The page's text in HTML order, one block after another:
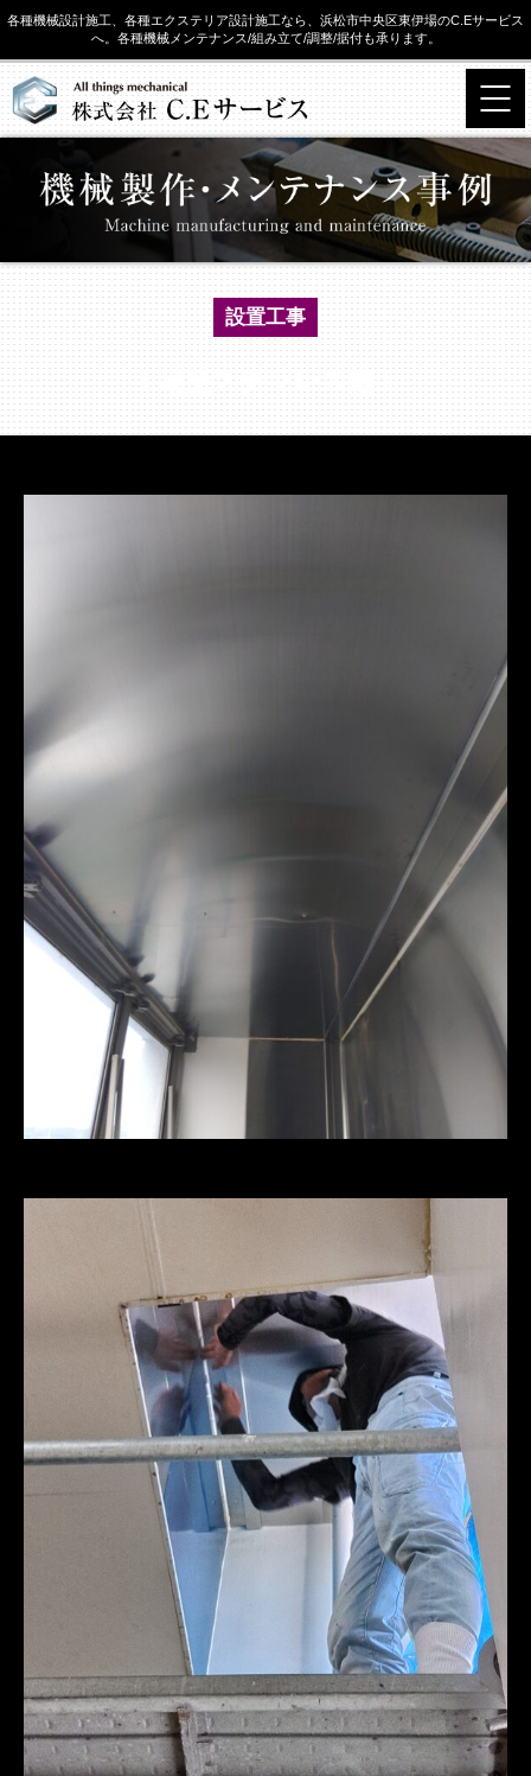
各種機械設計施工、各種エクステリア設計施工なら、浜松市中央区東伊場のC.Eサービス
へ。各種機械メンテナンス/組み立て/調整/据付も承ります。
設置工事
工場壁ステンレス施工